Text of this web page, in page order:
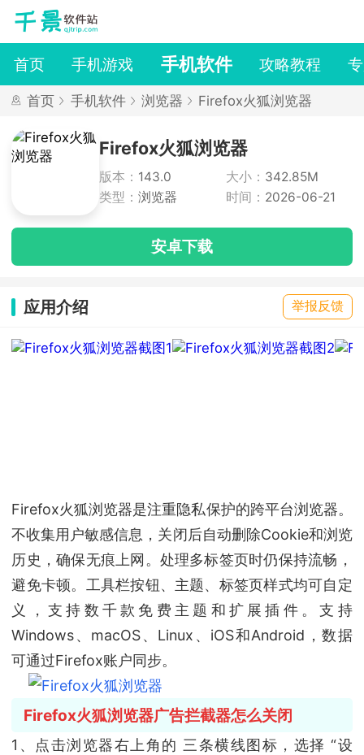
首页 手机游戏 手机软件 攻略教程
首页 手机软件 浏览器 Firefox火狐浏览器
Firefox火狐浏览器
版本： 143.0 大小： 342.85M
类型： 浏览器 时间： 2026-06-21
安卓下载
应用介绍 举报反馈
Firefox火狐浏览器是注重隐私保护的跨平台浏览器。
不收集用户敏感信息，关闭后自动删除Cookie和浏览
历史，确保无痕上网。处理多标签页时仍保持流畅，
避免卡顿。工具栏按钮、主题、标签页样式均可自定
义，支持数千款免费主题和扩展插件。支持
Windows、macOS、Linux、iOS和Android，数据
可通过Firefox账户同步。
Firefox火狐浏览器广告拦截器怎么关闭
1、点击浏览器右上角的 三条横线图标，选择 “设